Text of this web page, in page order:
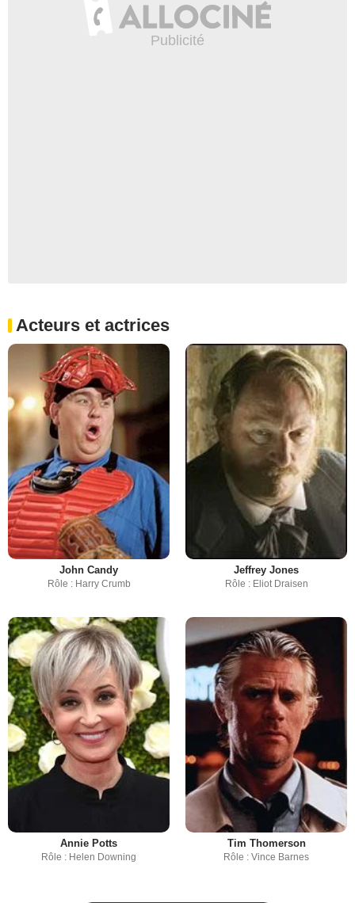
Acteurs et actrices
John Candy
Rôle : Harry Crumb
Jeffrey Jones
Rôle : Eliot Draisen
Annie Potts
Rôle : Helen Downing
Tim Thomerson
Rôle : Vince Barnes